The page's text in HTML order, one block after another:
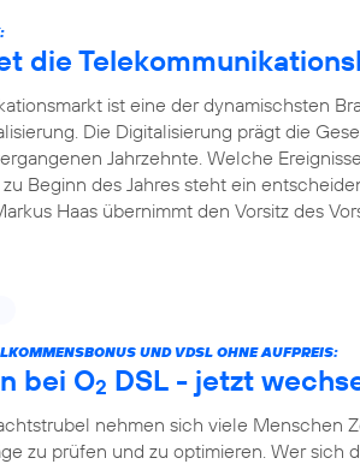
die
ist eine der dynamischsten
Die Digitalisierung prägt die
Jahrzehnte. Welche
Beginn des Jahres steht ein
Haas übernimmt den Vorsitz des
UND VDSL OHNE AUFPREIS:
bei O2 DSL - jetzt
nehmen sich viele Menschen
zu prüfen und zu optimieren. Wer sich